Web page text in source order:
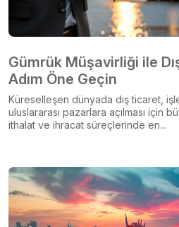
Gümrük Müşavirliği ile
Adım Öne Geçin
Küreselleşen dünyada dış ticaret,
uluslararası pazarlara açılması için
ithalat ve ihracat süreçlerinde en...